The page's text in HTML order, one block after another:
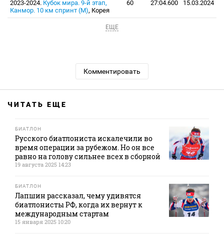
2023-2024. Кубок мира. 9-й этап,
Канмор. 10 км спринт (М), Корея
60 27:04.600 15.03.2024
ЕЩЕ
Комментировать
ЧИТАТЬ ЕЩЕ
БИАТЛОН
Русского биатлониста искалечили во
время операции за рубежом. Но он все
равно на голову сильнее всех в сборной
19 августа 2025 14:23
БИАТЛОН
Лапшин рассказал, чему удивятся
биатлонисты РФ, когда их вернут к
международным стартам
15 января 2025 10:20